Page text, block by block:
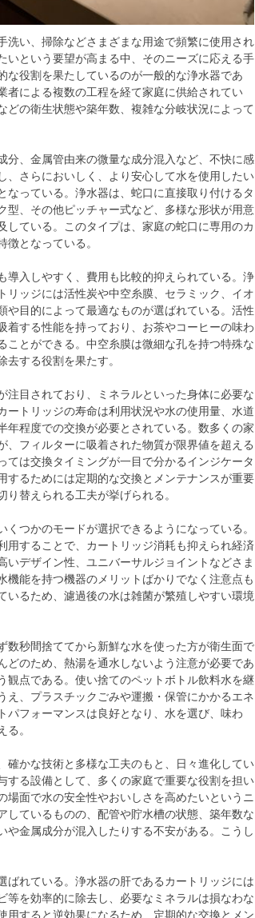
い、掃除などさまざまな用途で頻繁に使用され
という要望が高まる中、そのニーズに応える手
役割を果たしているのが一般的な浄水器であ
者による複数の工程を経て家庭に供給されてい
の衛生状態や築年数、複雑な分岐状況によって
分、金属管由来の微量な成分混入など、不快に感
、さらにおいしく、より安心して水を使用したい
っている。浄水器は、蛇口に直接取り付けるタ
、その他ピッチャー式など、多様な形状が用意
ている。このタイプは、家庭の蛇口に専用のカ
となっている。
入しやすく、費用も比較的抑えられている。浄
ッジには活性炭や中空糸膜、セラミック、イオ
目的によって最適なものが選ばれている。活性
する性能を持っており、お茶やコーヒーの味わ
とができる。中空糸膜は微細な孔を持つ特殊な
する役割を果たす。
目されており、ミネラルといった身体に必要な
トリッジの寿命は利用状況や水の使用量、水道
程度での交換が必要とされている。数多くの家
フィルターに吸着された物質が限界値を超える
は交換タイミングが一目で分かるインジケータ
るためには定期的な交換とメンテナンスが重要
替えられる工夫が挙げられる。
つかのモードが選択できるようになっている。
することで、カートリッジ消耗も抑えられ経済
デザイン性、ユニバーサルジョイントなどさま
能を持つ機器のメリットばかりでなく注意点も
るため、濾過後の水は雑菌が繁殖しやすい環境
秒間捨ててから新鮮な水を使った方が衛生面で
のため、熱湯を通水しないよう注意が必要であ
点である。使い捨てのペットボトル飲料水を継
、プラスチックごみや運搬・保管にかかるエネ
フォーマンスは良好となり、水を選び、味わ
。
かな技術と多様な工夫のもと、日々進化してい
する設備として、多くの家庭で重要な役割を担い
面で水の安全性やおいしさを高めたいというニ
ているものの、配管や貯水槽の状態、築年数な
金属成分が混入したりする不安がある。こうし
れている。浄水器の肝であるカートリッジには
を効率的に除去し、必要なミネラルは損なわな
すると逆効果になるため、定期的な交換とメン